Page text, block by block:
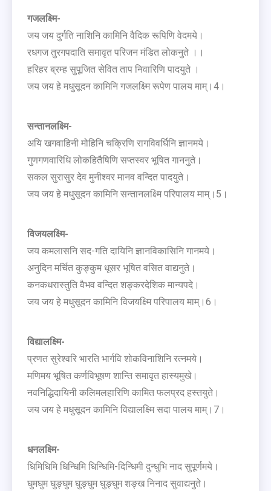
गजलक्ष्मि-
जय जय दुर्गति नाशिनि कामिनि वैदिक रूपिणि वेदमये।
रधगज तुरगपदाति समावृत परिजन मंडित लोकनुते ।।
हरिहर ब्रम्ह सुपूजित सेवित ताप निवारिणि पादयुते ।
जय जय हे मधुसूदन कामिनि गजलक्ष्मि रूपेण पालय माम्।4।
सन्तानलक्ष्मि-
अयि खगवाहिनी मोहिनि चक्रिणि रागविवर्धिनि ज्ञानमये।
गुणगणवारिधि लोकहितैषिणि सप्तस्वर भूषित गाननुते।
सकल सुरासुर देव मुनीश्वर मानव वन्दित पादयुते।
जय जय हे मधुसूदन कामिनि सन्तानलक्ष्मि परिपालय माम्।5।
विजयलक्ष्मि-
जय कमलासनि सद-गति दायिनि ज्ञानविकासिनि गानमये।
अनुदिन मर्चित कुङ्कुम धूसर भूषित वसित वाद्यनुते।
कनकधरास्तुति वैभव वन्दित शङ्करदेशिक मान्यपदे।
जय जय हे मधुसूदन कामिनि विजयक्ष्मि परिपालय माम्।6।
विद्यालक्ष्मि-
प्रणत सुरेश्वरि भारति भार्गवि शोकविनाशिनि रत्नमये।
मणिमय भूषित कर्णविभूषण शान्ति समावृत हास्यमुखे।
नवनिद्धिदायिनी कलिमलहारिणि कामित फलप्रद हस्तयुते।
जय जय हे मधुसूदन कामिनि विद्यालक्ष्मि सदा पालय माम्।7।
धनलक्ष्मि-
धिमिधिमि धिन्धिमि धिन्धिमि-दिन्धिमी दुन्धुभि नाद सुपूर्णमये।
घुमघुम घुङ्घुम घुङ्घुम घुङ्घुम शङ्ख निनाद सुवाद्यनुते।